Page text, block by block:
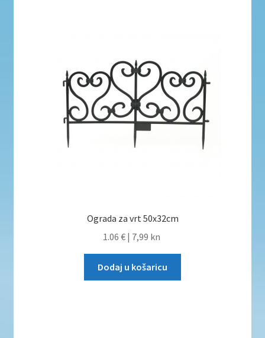
Ograda za vrt 50x32cm
1.06 € | 7,99 kn
Dodaj u košaricu